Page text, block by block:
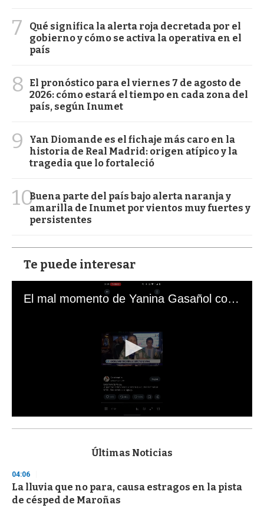
7
Qué significa la alerta roja decretada por el
gobierno y cómo se activa la operativa en el
país
8
El pronóstico para el viernes 7 de agosto de
2026: cómo estará el tiempo en cada zona del
país, según Inumet
9
Yan Diomande es el fichaje más caro en la
historia de Real Madrid: origen atípico y la
tragedia que lo fortaleció
10Buena parte del país bajo alerta naranja y
amarilla de Inumet por vientos muy fuertes y
persistentes
Te puede interesar
El mal momento de Yanina Gasañol con un hincha argentino en "Subrayado"
s
d
s
o
f
Últimas Noticias
04:06
La lluvia que no para, causa estragos en la pista
de césped de Maroñas